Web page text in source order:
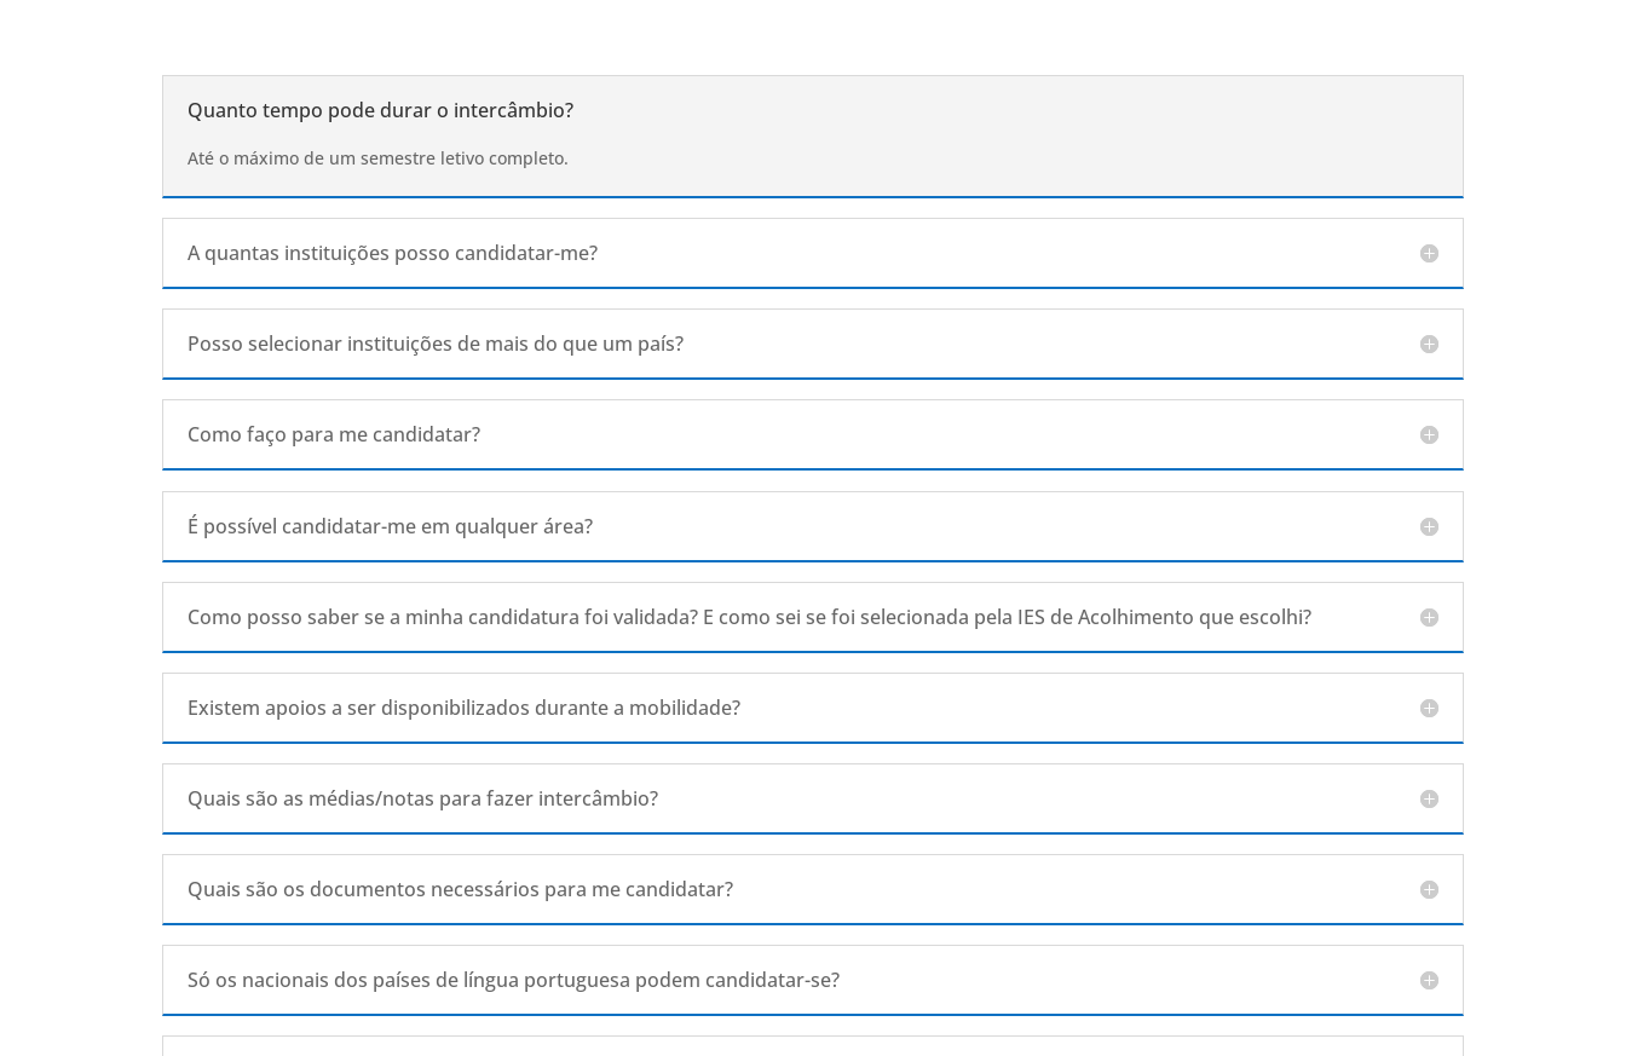
Quanto tempo pode durar o intercâmbio?
Até o máximo de um semestre letivo completo.
A quantas instituições posso candidatar-me?
Posso selecionar instituições de mais do que um país?
Como faço para me candidatar?
É possível candidatar-me em qualquer área?
Como posso saber se a minha candidatura foi validada? E como sei se foi selecionada pela IES de Acolhimento que escolhi?
Existem apoios a ser disponibilizados durante a mobilidade?
Quais são as médias/notas para fazer intercâmbio?
Quais são os documentos necessários para me candidatar?
Só os nacionais dos países de língua portuguesa podem candidatar-se?